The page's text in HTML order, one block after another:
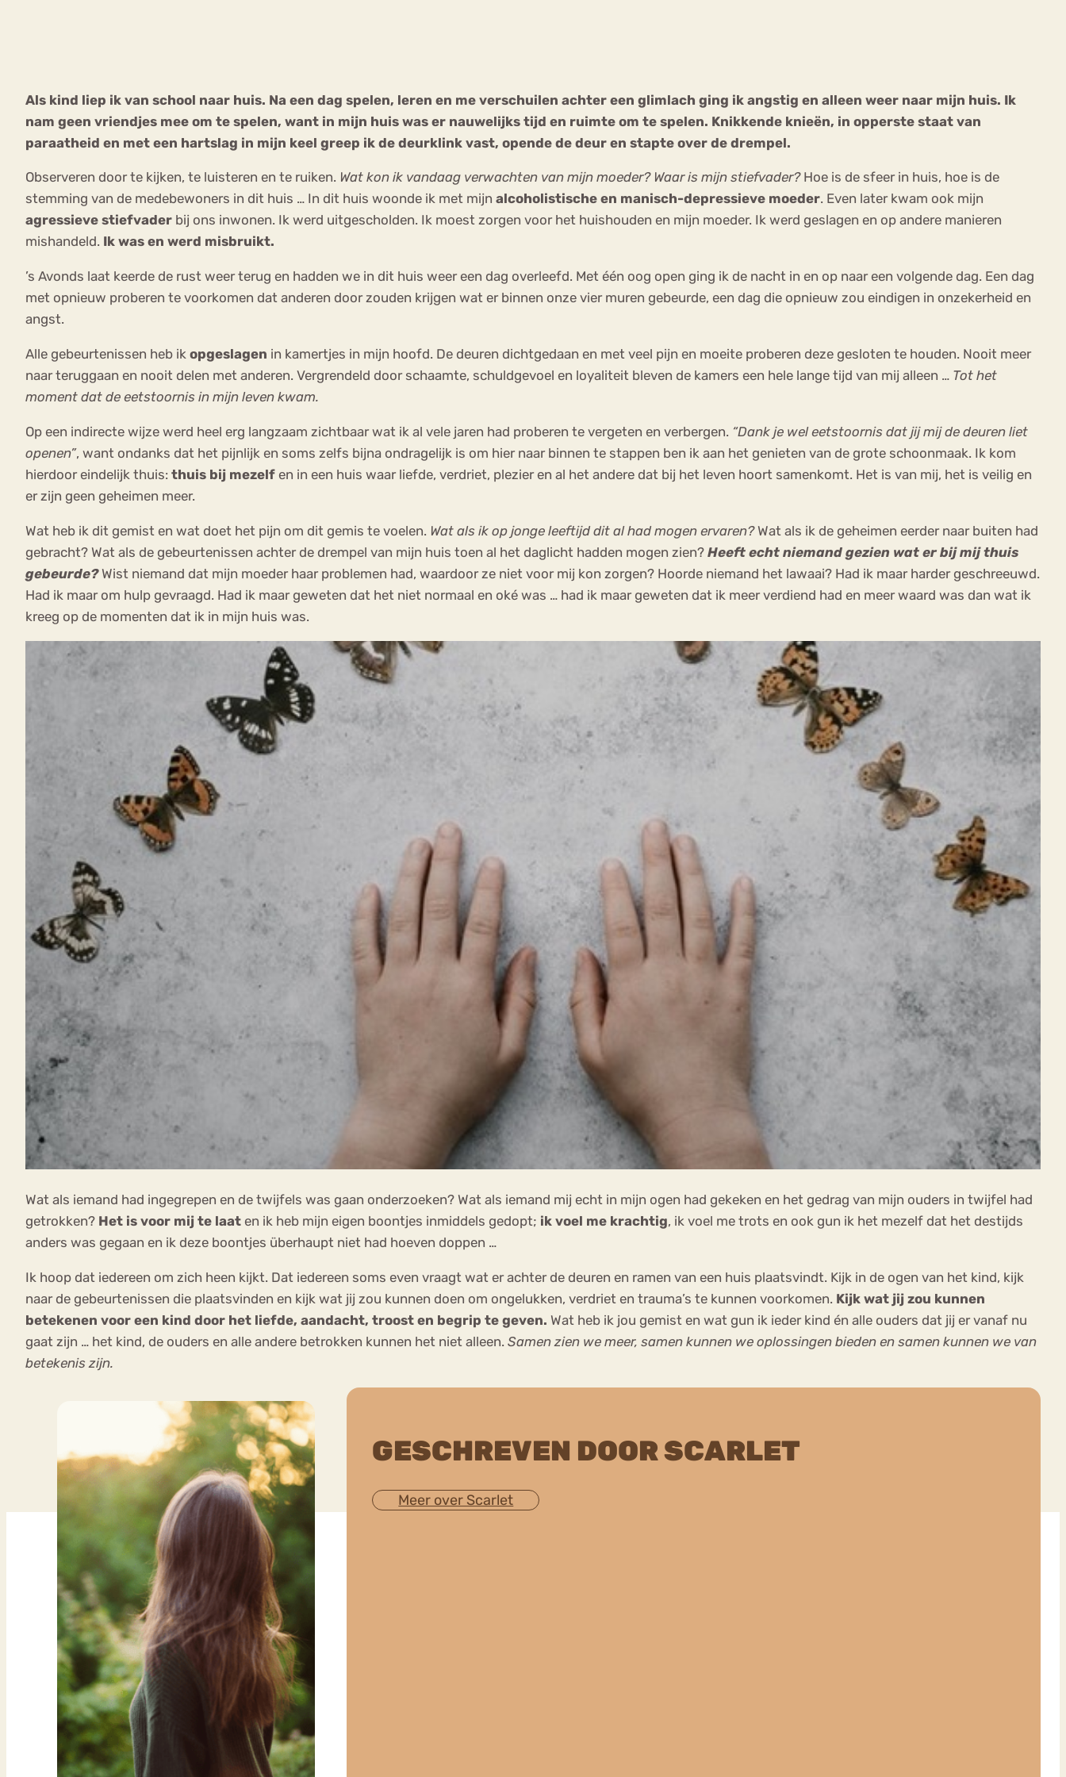
Als kind liep ik van school naar huis. Na een dag spelen, leren en me verschuilen achter een glimlach ging ik angstig en alleen weer naar mijn huis. Ik
nam geen vriendjes mee om te spelen, want in mijn huis was er nauwelijks tijd en ruimte om te spelen. Knikkende knieën, in opperste staat van
paraatheid en met een hartslag in mijn keel greep ik de deurklink vast, opende de deur en stapte over de drempel.
Observeren door te kijken, te luisteren en te ruiken. Wat kon ik vandaag verwachten van mijn moeder? Waar is mijn stiefvader?Hoe is de sfeer in huis, hoe is de
stemming van de medebewoners in dit huis … In dit huis woonde ik met mijn alcoholistische en manisch-depressieve moeder. Even later kwam ook mijn
agressieve stiefvader bij ons inwonen. Ik werd uitgescholden. Ik moest zorgen voor het huishouden en mijn moeder. Ik werd geslagen en op andere manieren
mishandeld. Ik was en werd misbruikt.
’s Avonds laat keerde de rust weer terug en hadden we in dit huis weer een dag overleefd. Met één oog open ging ik de nacht in en op naar een volgende dag. Een dag
met opnieuw proberen te voorkomen dat anderen door zouden krijgen wat er binnen onze vier muren gebeurde, een dag die opnieuw zou eindigen in onzekerheid en
angst.
Alle gebeurtenissen heb ik opgeslagen in kamertjes in mijn hoofd. De deuren dichtgedaan en met veel pijn en moeite proberen deze gesloten te houden. Nooit meer
naar teruggaan en nooit delen met anderen. Vergrendeld door schaamte, schuldgevoel en loyaliteit bleven de kamers een hele lange tijd van mij alleen … Tot het
moment dat de eetstoornis in mijn leven kwam.
Op een indirecte wijze werd heel erg langzaam zichtbaar wat ik al vele jaren had proberen te vergeten en verbergen. “Dank je wel eetstoornis dat jij mij de deuren liet
openen”, want ondanks dat het pijnlijk en soms zelfs bijna ondragelijk is om hier naar binnen te stappen ben ik aan het genieten van de grote schoonmaak. Ik kom
hierdoor eindelijk thuis: thuis bij mezelf en in een huis waar liefde, verdriet, plezier en al het andere dat bij het leven hoort samenkomt. Het is van mij, het is veilig en
er zijn geen geheimen meer.
Wat heb ik dit gemist en wat doet het pijn om dit gemis te voelen. Wat als ik op jonge leeftijd dit al had mogen ervaren?Wat als ik de geheimen eerder naar buiten had
gebracht? Wat als de gebeurtenissen achter de drempel van mijn huis toen al het daglicht hadden mogen zien? Heeft echt niemand gezien wat er bij mij thuis
gebeurde?Wist niemand dat mijn moeder haar problemen had, waardoor ze niet voor mij kon zorgen? Hoorde niemand het lawaai? Had ik maar harder geschreeuwd.
Had ik maar om hulp gevraagd. Had ik maar geweten dat het niet normaal en oké was … had ik maar geweten dat ik meer verdiend had en meer waard was dan wat ik
kreeg op de momenten dat ik in mijn huis was.
Wat als iemand had ingegrepen en de twijfels was gaan onderzoeken? Wat als iemand mij echt in mijn ogen had gekeken en het gedrag van mijn ouders in twijfel had
getrokken? Het is voor mij te laat en ik heb mijn eigen boontjes inmiddels gedopt; ik voel me krachtig, ik voel me trots en ook gun ik het mezelf dat het destijds
anders was gegaan en ik deze boontjes überhaupt niet had hoeven doppen …
Ik hoop dat iedereen om zich heen kijkt. Dat iedereen soms even vraagt wat er achter de deuren en ramen van een huis plaatsvindt. Kijk in de ogen van het kind, kijk
naar de gebeurtenissen die plaatsvinden en kijk wat jij zou kunnen doen om ongelukken, verdriet en trauma’s te kunnen voorkomen. Kijk wat jij zou kunnen
betekenen voor een kind door het liefde, aandacht, troost en begrip te geven. Wat heb ik jou gemist en wat gun ik ieder kind én alle ouders dat jij er vanaf nu
gaat zijn … het kind, de ouders en alle andere betrokken kunnen het niet alleen. Samen zien we meer, samen kunnen we oplossingen bieden en samen kunnen we van
betekenis zijn.
GESCHREVEN DOOR SCARLET
Meer over Scarlet
Boulimia Nervosa Eetstoornis Anorexia Nervosa Eetbuien Piekeren
Orthorexia
Afvallen Angst